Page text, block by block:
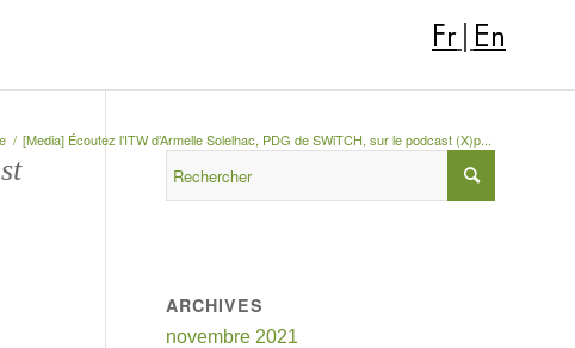
Fr En
/ [Media] Écoutez l’ITW d’Armelle Solelhac, PDG de SWiTCH, sur le podcast (X)p...
ARCHIVES
novembre 2021